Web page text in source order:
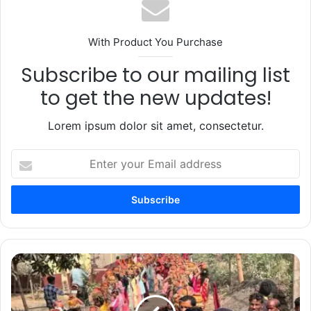
With Product You Purchase
Subscribe to our mailing list
to get the new updates!
Lorem ipsum dolor sit amet, consectetur.
your
Email